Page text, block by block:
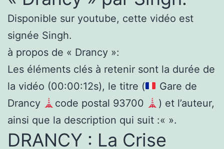
Disponible sur youtube, cette vidéo est
signée Singh.
à propos de « Drancy »:
Les éléments clés à retenir sont la durée de
la vidéo (00:00:12s), le titre (
Gare de
Drancy
code postal 93700
) et l’auteur,
ainsi que la description qui suit :« ».
DRANCY : La Crise